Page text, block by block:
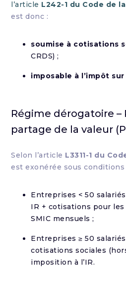
l’article L242-1 du Code de
est donc :
soumise à cotisations
CRDS) ;
imposable à l’impôt
Régime dérogatoire –
partage de la valeur
Selon l’article L3311-1 du
est exonérée sous conditions
Entreprises < 50
IR + cotisations pour
SMIC mensuels ;
Entreprises ≥ 50
cotisations sociales
imposition à l’IR.